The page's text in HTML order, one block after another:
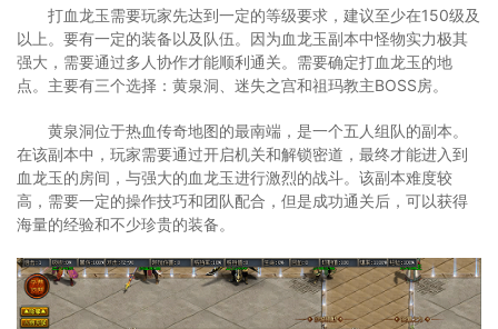
打血龙玉需要玩家先达到一定的等级要求，建议至少在150级及
以上。要有一定的装备以及队伍。因为血龙玉副本中怪物实力极其
强大，需要通过多人协作才能顺利通关。需要确定打血龙玉的地
点。主要有三个选择：黄泉洞、迷失之宫和祖玛教主BOSS房。
黄泉洞位于热血传奇地图的最南端，是一个五人组队的副本。
在该副本中，玩家需要通过开启机关和解锁密道，最终才能进入到
血龙玉的房间，与强大的血龙玉进行激烈的战斗。该副本难度较
高，需要一定的操作技巧和团队配合，但是成功通关后，可以获得
海量的经验和不少珍贵的装备。